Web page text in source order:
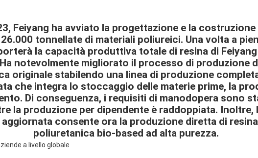
Feiyang ha avviato la progettazione e la
tonnellate di materiali poliureici. Una volta a
la capacità produttiva totale di resina di Feiyang
notevolmente migliorato il processo di produzione
originale stabilendo una linea di produzione
che integra lo stoccaggio delle materie prime, la
Di conseguenza, i requisiti di manodopera sono
la produzione per dipendente è raddoppiata. Inoltre,
consente ora la produzione diretta di
poliuretanica bio-based ad alta purezza.
a livello globale